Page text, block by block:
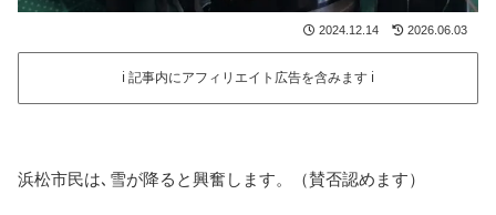
2024.12.14 2026.06.03
ℹ️ 記事内にアフィリエイト広告を含みます ℹ️
浜松市民は､雪が降ると興奮します。（賛否認めます）